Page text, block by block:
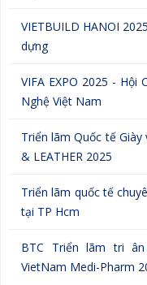
VIETBUILD HANOI
dựng
VIFA EXPO 2025 -
Nghệ Việt Nam
Triển lãm Quốc tế
& LEATHER 2025
Triển lãm quốc tế
tại TP Hcm
BTC Triển lãm tri
VietNam Medi-Pharm